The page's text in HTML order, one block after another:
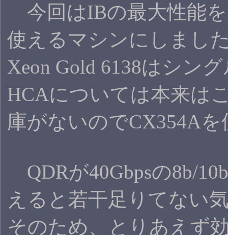
今回はIBの最大性能
使えるマシンにしまし
Xeon Gold 6138はシン
HCAについては本来は
庫がないのでCX354A
QDRが40Gbpsの8b/
えると若干足りてない
そのため、とりあえず